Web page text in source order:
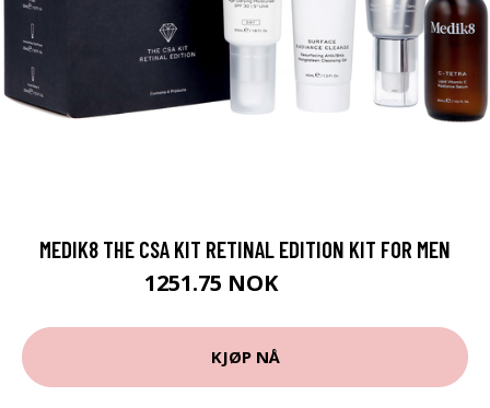
MEDIK8 THE CSA KIT RETINAL EDITION KIT FOR MEN
1251.75 NOK
KJØP NÅ